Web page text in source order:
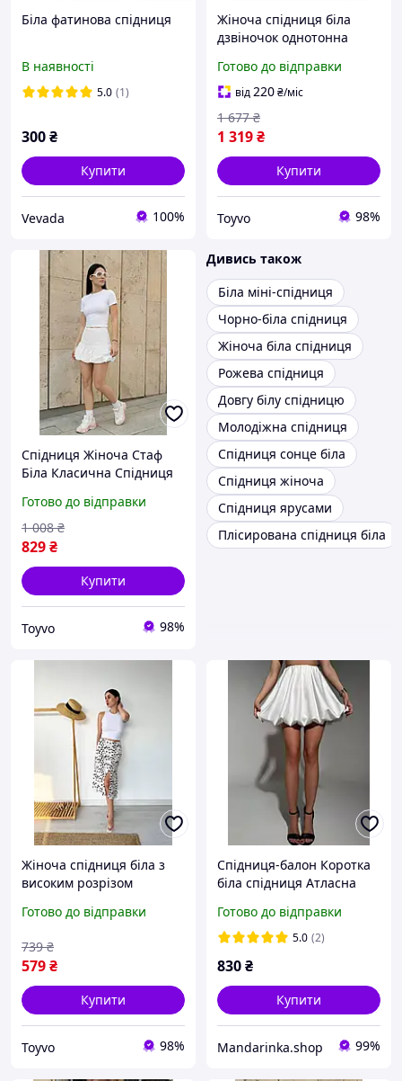
Біла фатинова спідниця
В наявності
5.0 (1)
300₴
Купити
Vevada 100%
Жіноча спідниця біла
дзвіночок однотонна
Готово до відправки
від220₴/міс
1 319₴
1 677 ₴
Купити
Toyvo 98%
Спідниця Жіноча Стаф
Біла Класична Спідниця
Готово до відправки
829₴
1 008 ₴
Купити
Toyvo 98%
Дивись також
Біла міні-спідниця
Чорно-біла спідниця
Жіноча біла спідниця
Рожева спідниця
Довгу білу спідницю
Молодіжна спідниця
Спідниця сонце біла
Спідниця жіноча
Спідниця ярусами
Плісирована спідниця біла
Жіноча спідниця біла з
високим розрізом
Готово до відправки
579₴
739 ₴
Купити
Toyvo 98%
Спідниця-балон Коротка
біла спідниця Атласна
Готово до відправки
5.0 (2)
830₴
Купити
Mandarinka.shop 99%